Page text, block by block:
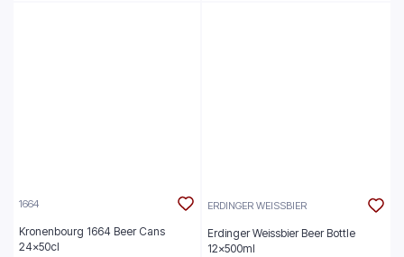
1664
Kronenbourg 1664 Beer Cans
24x50cl
ERDINGER WEISSBIER
Erdinger Weissbier Beer Bottle
12x500ml